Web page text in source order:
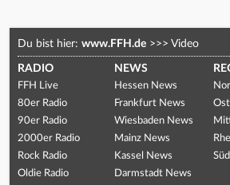
Du bist hier: www.FFH.de >>> Video
RADIO
FFH Live
80er Radio
90er Radio
2000er Radio
Rock Radio
Oldie Radio
NEWS
Hessen News
Frankfurt News
Wiesbaden News
Mainz News
Kassel News
Darmstadt News